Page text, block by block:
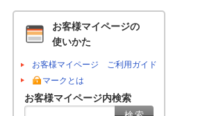
お客様マイページの
使いかた
お客様マイページ ご利用ガイド
マークとは
お客様マイページ内検索